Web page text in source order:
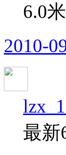
6.0
2010-
最新